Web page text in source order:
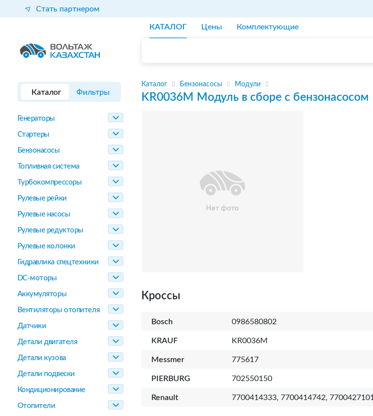
Стать партнером
КАТАЛОГ Цены Комплектующие
Каталог Фильтры
Генераторы
Стартеры
Бензонасосы
Топливная система
Турбокомпрессоры
Рулевые рейки
Рулевые насосы
Рулевые редукторы
Рулевые колонки
Гидравлика спецтехники
DC-моторы
Аккумуляторы
Вентиляторы отопителя
Датчики
Детали двигателя
Детали кузова
Детали подвески
Кондиционирование
Отопители
Каталог Бензонасосы Модули
KR0036M Модуль в сборе с бензонасосом
Кроссы
Bosch 0986580802
KRAUF KR0036M
Messmer 775617
PIERBURG 702550150
Renault 7700414333, 7700414742, 7700427101